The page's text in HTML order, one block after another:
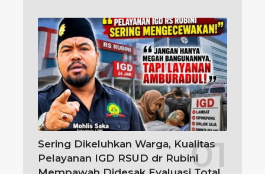
Sering Dikeluhkan Warga, Kualitas
Pelayanan IGD RSUD dr Rubini